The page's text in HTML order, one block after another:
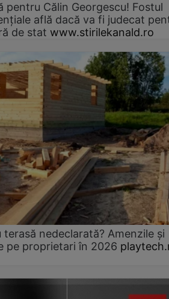
pentru Călin Georgescu! Fostul
află dacă va fi judecat
de stat www.stirilekanald.ro
terasă nedeclarată? Amenzile și
pe proprietari în 2026